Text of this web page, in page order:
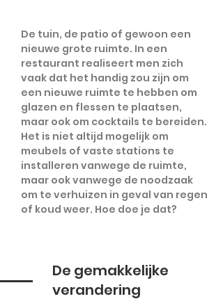
De tuin, de patio of gewoon een
nieuwe grote ruimte. In een
restaurant realiseert men zich
vaak dat het handig zou zijn om
een nieuwe ruimte te hebben om
glazen en flessen te plaatsen,
maar ook om cocktails te bereiden.
Het is niet altijd mogelijk om
meubels of vaste stations te
installeren vanwege de ruimte,
maar ook vanwege de noodzaak
om te verhuizen in geval van regen
of koud weer. Hoe doe je dat?
De gemakkelijke
verandering